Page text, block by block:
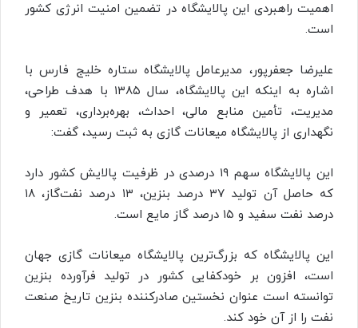
اهمیت راهبردی این پالایشگاه در تضمین امنیت انرژی کشور
است.
علیرضا جعفرپور، مدیرعامل پالایشگاه ستاره خلیج فارس با
اشاره به اینکه این پالایشگاه، سال ۱۳۸۵ با هدف طراحی،
مدیریت، تأمین منابع مالی، احداث، بهره‌برداری، تعمیر و
نگهداری از پالایشگاه میعانات گازی به ثبت رسید، گفت:
این پالایشگاه سهم ۱۹ درصدی در ظرفیت پالایش کشور دارد
که حاصل آن تولید ۳۷ درصد بنزین، ۱۳ درصد نفت‌گاز، ۱۸
درصد نفت سفید و ۱۵ درصد گاز مایع است.
این پالایشگاه که بزرگ‌ترین پالایشگاه میعانات گازی جهان
است، افزون بر خودکفایی کشور در تولید فرآورده بنزین
توانسته است عنوان نخستین صادرکننده بنزین تاریخ صنعت
نفت را از آن خود کند.